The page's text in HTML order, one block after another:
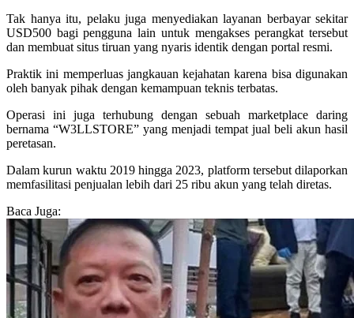
Tak hanya itu, pelaku juga menyediakan layanan berbayar sekitar
USD500 bagi pengguna lain untuk mengakses perangkat tersebut
dan membuat situs tiruan yang nyaris identik dengan portal resmi.
Praktik ini memperluas jangkauan kejahatan karena bisa digunakan
oleh banyak pihak dengan kemampuan teknis terbatas.
Operasi ini juga terhubung dengan sebuah marketplace daring
bernama “W3LLSTORE” yang menjadi tempat jual beli akun hasil
peretasan.
Dalam kurun waktu 2019 hingga 2023, platform tersebut dilaporkan
memfasilitasi penjualan lebih dari 25 ribu akun yang telah diretas.
Baca Juga: